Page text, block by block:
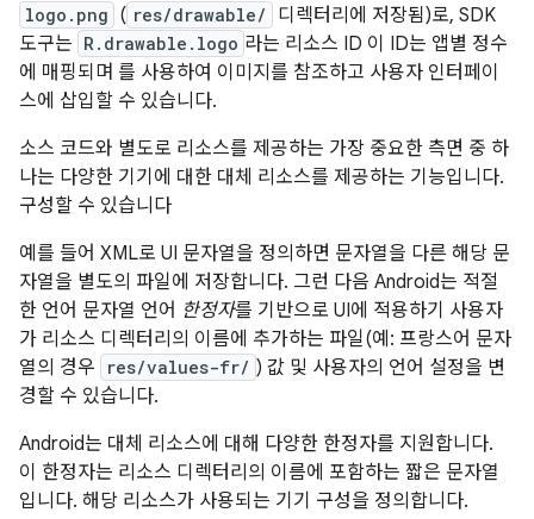
logo.png ( res/drawable/
디렉터리에 저장됨)로, SDK
도구는 R.drawable.logo 라는 리소스 ID 이 ID는 앱별 정수
에 매핑되며 를 사용하여 이미지를 참조하고 사용자 인터페이
스에 삽입할 수 있습니다.
소스 코드와 별도로 리소스를 제공하는 가장 중요한 측면 중 하
나는 다양한 기기에 대한 대체 리소스를 제공하는 기능입니다.
구성할 수 있습니다
예를 들어 XML로 UI 문자열을 정의하면 문자열을 다른 해당 문
자열을 별도의 파일에 저장합니다. 그런 다음 Android는 적절
한 언어 문자열 언어 한정자를 기반으로 UI에 적용하기 사용자
가 리소스 디렉터리의 이름에 추가하는 파일(예: 프랑스어 문자
열의 경우
res/values-fr/ ) 값 및 사용자의 언어 설정을 변
경할 수 있습니다.
Android는 대체 리소스에 대해 다양한 한정자를 지원합니다.
이 한정자는 리소스 디렉터리의 이름에 포함하는 짧은 문자열
입니다. 해당 리소스가 사용되는 기기 구성을 정의합니다.